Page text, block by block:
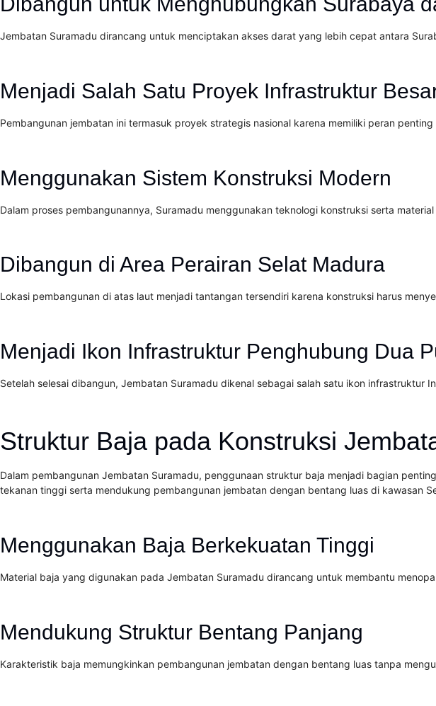
Jembatan Suramadu dirancang untuk menciptakan akses darat yang lebih cepat antara
Menjadi Salah Satu Proyek Infrastruktur
Pembangunan jembatan ini termasuk proyek strategis nasional karena memiliki peran
Menggunakan Sistem Konstruksi Modern
Dalam proses pembangunannya, Suramadu menggunakan teknologi konstruksi serta
Dibangun di Area Perairan Selat Madura
Lokasi pembangunan di atas laut menjadi tantangan tersendiri karena konstruksi harus
Menjadi Ikon Infrastruktur Penghubung Dua
Setelah selesai dibangun, Jembatan Suramadu dikenal sebagai salah satu ikon infrastruktur
Struktur Baja pada Konstruksi
Dalam pembangunan Jembatan Suramadu, penggunaan struktur baja menjadi bagian
tekanan tinggi serta mendukung pembangunan jembatan dengan bentang luas di kawasan
Menggunakan Baja Berkekuatan Tinggi
Material baja yang digunakan pada Jembatan Suramadu dirancang untuk membantu
Mendukung Struktur Bentang Panjang
Karakteristik baja memungkinkan pembangunan jembatan dengan bentang luas tanpa